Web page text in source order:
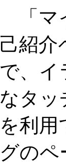
「マ
己紹介
で、イ
なタッ
を利
グの